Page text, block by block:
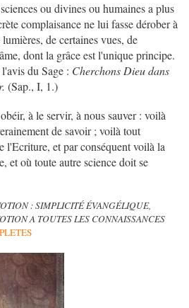
ou divines ou humaines a plus
complaisance ne lui fasse dérober à
de certaines vues, de
dont la grâce est l'unique principe.
du Sage : Cherchons Dieu dans
(Sap., I, 1.)
à le servir, à nous sauver : voilà
de savoir ; voilà tout
l'Ecriture, et par conséquent voilà la
et où toute autre science doit se
: SIMPLICITÉ ÉVANGÉLIQUE,
A TOUTES LES CONNAISSANCES